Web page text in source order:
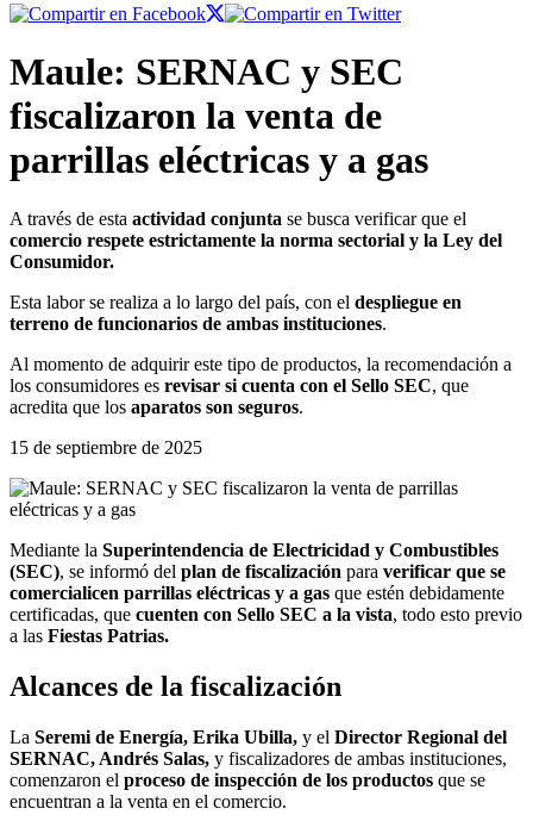
Maule: SERNAC y SEC
fiscalizaron la venta de
parrillas eléctricas y a gas
A través de esta actividad conjunta se busca verificar que el
comercio respete estrictamente la norma sectorial y la Ley del
Consumidor.
Esta labor se realiza a lo largo del país, con el despliegue en
terreno de funcionarios de ambas instituciones.
Al momento de adquirir este tipo de productos, la recomendación a
los consumidores es revisar si cuenta con el Sello SEC, que
acredita que los aparatos son seguros.
15 de septiembre de 2025
Mediante la Superintendencia de Electricidad y Combustibles
(SEC), se informó del plan de fiscalización para verificar que se
comercialicen parrillas eléctricas y a gas que estén debidamente
certificadas, que cuenten con Sello SEC a la vista, todo esto previo
a las Fiestas Patrias.
Alcances de la fiscalización
La Seremi de Energía, Erika Ubilla, y el Director Regional del
SERNAC, Andrés Salas, y fiscalizadores de ambas instituciones,
comenzaron el proceso de inspección de los productos que se
encuentran a la venta en el comercio.